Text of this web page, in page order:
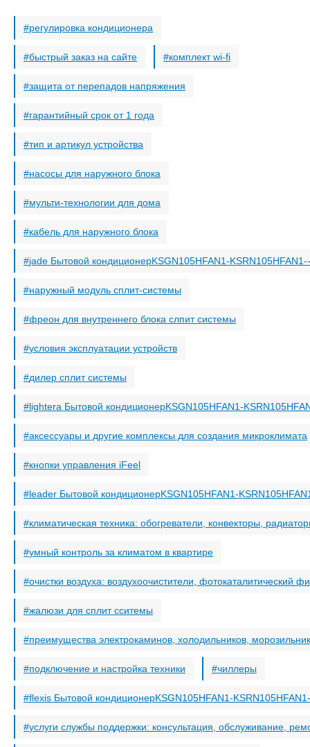
регулировка кондиционера
быстрый заказ на сайте комплект wi-fi
защита от перепадов напряжения
гарантийный срок от 1 года
тип и артикул устройства
насосы для наружного блока
мульти-технологии для дома
кабель для наружного блока
jade Бытовой кондиционерKSGN105HFAN1-
наружный модуль сплит-системы
фреон для внутреннего блока слпит системы
условия эксплуатации устройств
дилер сплит системы
lightera Бытовой кондиционерKSGN105HFAN1-
аксессуары и другие комплексы для создания микроклимата
кнопки управления iFeel
leader Бытовой кондиционерKSGN105HFAN1-
климатическая техника: обогреватели, конвекторы,
умный контроль за климатом в квартире
очистки воздуха: воздухоочистители, фотокаталитический
жалюзи для сплит сситемы
преимущества электрокаминов, холодильников,
подключение и настройка техники чиллеры
flexis Бытовой кондиционерKSGN105HFAN1-
услуги службы поддержки: консультация, обслуживание,